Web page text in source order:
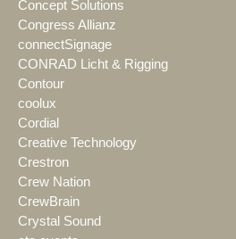
Concept Solutions
Congress Allianz
connectSignage
CONRAD Licht & Rigging
Contour
coolux
Cordial
Creative Technology
Crestron
Crew Nation
CrewBrain
Crystal Sound